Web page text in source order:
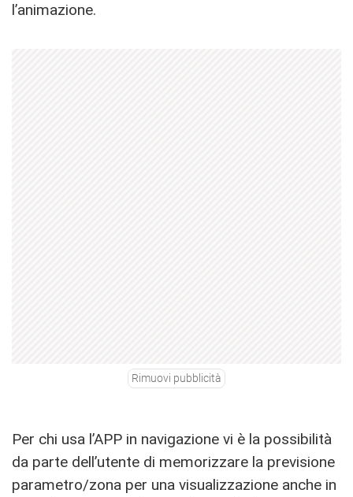
l’animazione.
Rimuovi pubblicità
Per chi usa l’APP in navigazione vi è la possibilità
da parte dell’utente di memorizzare la previsione
parametro/zona per una visualizzazione anche in